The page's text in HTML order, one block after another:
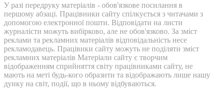
У разі передруку матеріалів - обов'язкове посилання в
першому абзаці. Працівники сайту спілкується з читачами з
допомогою електронної пошти. Відповідати на листи
журналісти можуть вибірково, але не обов'язково. За зміст
реклами та рекламних матеріалів відповідальність несе
рекламодавець. Працівнки сайту можуть не поділяти зміст
рекламних матеріалів Матеріали сайту є творчим
відображенням сприйняття світу працівниками сайту, не
мають на меті будь-кого образити та відображають лише нашу
дуику на світ, події, що в ньому відбуваються.